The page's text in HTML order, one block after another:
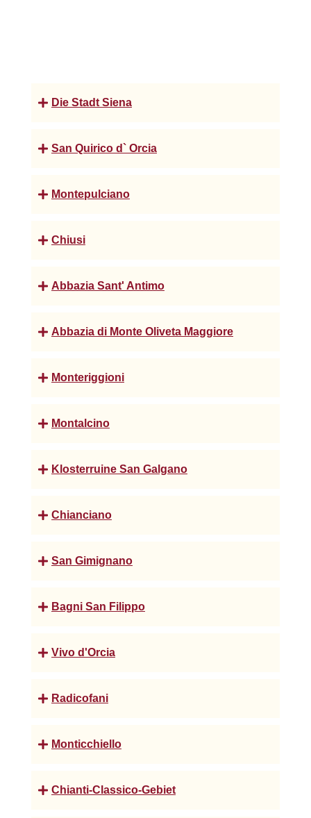
Die Stadt Siena
San Quirico d` Orcia
Montepulciano
Chiusi
Abbazia Sant' Antimo
Abbazia di Monte Oliveta Maggiore
Monteriggioni
Montalcino
Klosterruine San Galgano
Chianciano
San Gimignano
Bagni San Filippo
Vivo d'Orcia
Radicofani
Monticchiello
Chianti-Classico-Gebiet